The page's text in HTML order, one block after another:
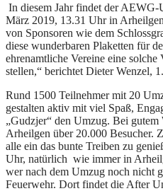
In diesem Jahr findet der AEWG-
März 2019, 13.31 Uhr in
von Sponsoren wie dem
diese wunderbaren Plaketten für
ehrenamtliche Vereine eine
stellen,“ berichtet Dieter Wenzel,
Rund 1500 Teilnehmer mit 20
gestalten aktiv mit viel Spaß,
„Gudzjer“ den Umzug. Bei
Arheilgen über 20.000 Besucher.
alle ein das bunte Treiben zu
Uhr, natürlich wie immer in
wer nach dem Umzug noch nicht
Feuerwehr. Dort findet die After